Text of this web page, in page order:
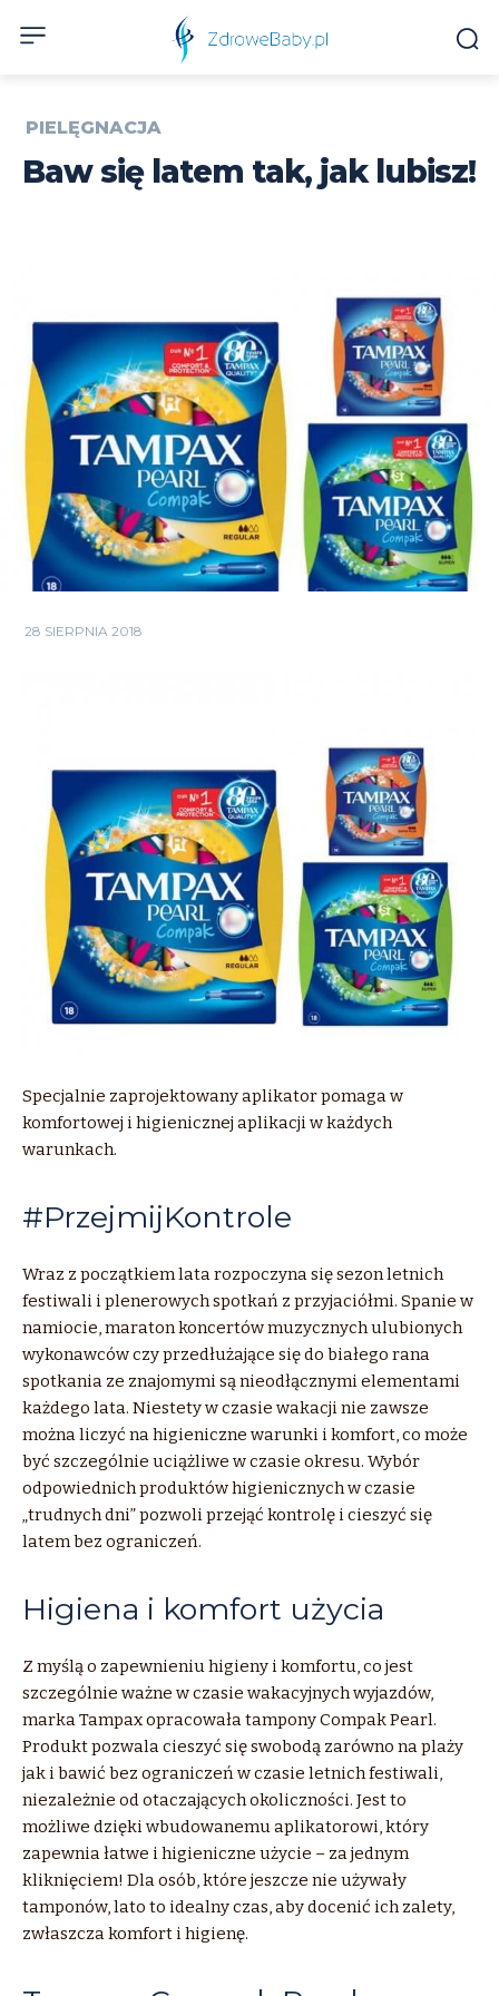
PIELĘGNACJA
Baw się latem tak, jak lubisz!
28 SIERPNIA 2018
Specjalnie zaprojektowany aplikator pomaga w
komfortowej i higienicznej aplikacji w każdych
warunkach.
#PrzejmijKontrole
Wraz z początkiem lata rozpoczyna się sezon letnich
festiwali i plenerowych spotkań z przyjaciółmi. Spanie w
namiocie, maraton koncertów muzycznych ulubionych
wykonawców czy przedłużające się do białego rana
spotkania ze znajomymi są nieodłącznymi elementami
każdego lata. Niestety w czasie wakacji nie zawsze
można liczyć na higieniczne warunki i komfort, co może
być szczególnie uciążliwe w czasie okresu. Wybór
odpowiednich produktów higienicznych w czasie
„trudnych dni” pozwoli przejąć kontrolę i cieszyć się
latem bez ograniczeń.
Higiena i komfort użycia
Z myślą o zapewnieniu higieny i komfortu, co jest
szczególnie ważne w czasie wakacyjnych wyjazdów,
marka Tampax opracowała tampony Compak Pearl.
Produkt pozwala cieszyć się swobodą zarówno na plaży
jak i bawić bez ograniczeń w czasie letnich festiwali,
niezależnie od otaczających okoliczności. Jest to
możliwe dzięki wbudowanemu aplikatorowi, który
zapewnia łatwe i higieniczne użycie – za jednym
kliknięciem! Dla osób, które jeszcze nie używały
tamponów, lato to idealny czas, aby docenić ich zalety,
zwłaszcza komfort i higienę.